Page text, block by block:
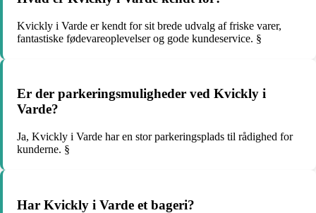
Kvickly i Varde er kendt for sit brede udvalg af friske varer,
fantastiske fødevareoplevelser og gode kundeservice. §
Er der parkeringsmuligheder ved Kvickly i
Varde?
Ja, Kvickly i Varde har en stor parkeringsplads til rådighed for
kunderne. §
Har Kvickly i Varde et bageri?